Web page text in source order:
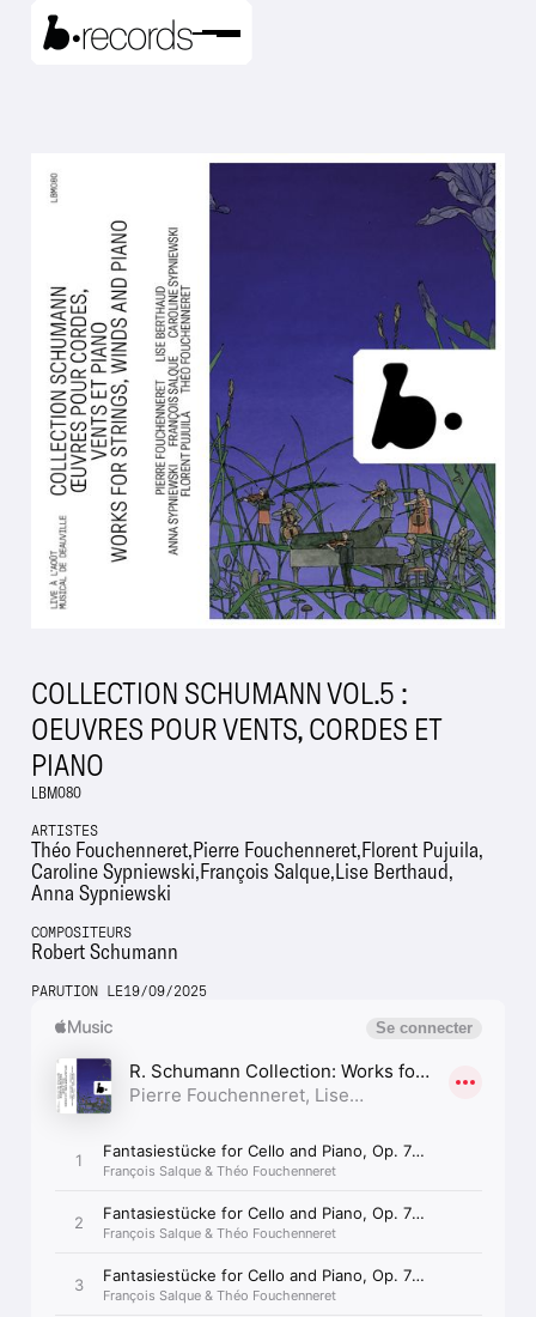
COLLECTION SCHUMANN VOL.5 :
OEUVRES POUR VENTS, CORDES ET
PIANO
LBM080
ARTISTES
Théo Fouchenneret Pierre Fouchenneret Florent Pujuila
Caroline Sypniewski François Salque Lise Berthaud
Anna Sypniewski
COMPOSITEURS
Robert Schumann
PARUTION LE19/09/2025